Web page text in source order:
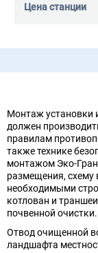
Монтаж установки
должен
правилам
также технике
монтажом Эко-
размещения, схему
необходимыми
котлован и
почвенной очистки.
Отвод очищенной
ландшафта